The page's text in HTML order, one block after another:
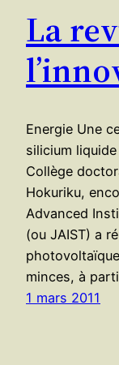
La
Energie Une
silicium
Collège
Hokuriku,
Advanced
(ou JAIST) a
minces, à
1 mars 2011